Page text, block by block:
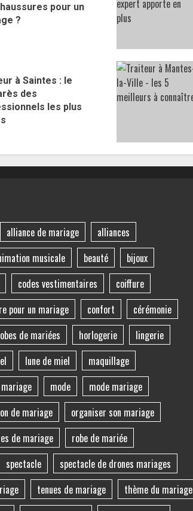
pour un
?
à Saintes : le
des
les plus
alliance de mariage
alliances
musicale beauté
bijoux
codes vestimentaires
coiffure
pour un mariage
confort
cérémonie
de mariées horlogerie
lingerie
lune de miel
maquillage
mariage mode
mode mariage
de mariage
organiser son mariage
de mariage
robe de mariée
spectacle
spectacle de drones mariages
tenues de mariage
thème du mariage